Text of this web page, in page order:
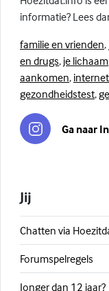
informatie? Lees
familie en vrienden,
en drugs, je lichaam
aankomen,
gezondheidstest,
Ga naar
Jij
Chatten via
Forumspelregels
Jonger dan 12 jaar?